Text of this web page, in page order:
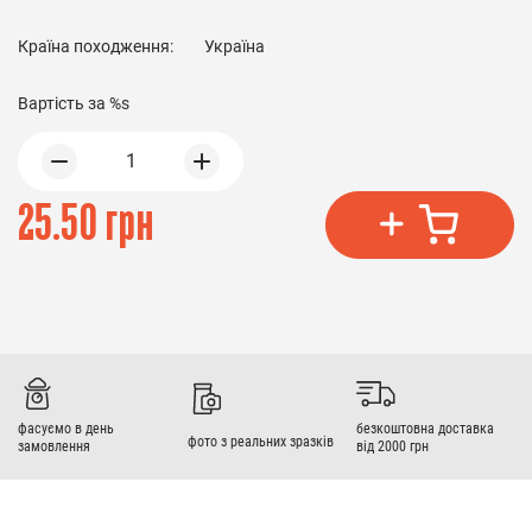
Країна походження: Україна
Вартість за %s
1
25.50 грн
фасуємо в день
замовлення
фото з реальних зразків
безкоштовна доставка
від 2000 грн